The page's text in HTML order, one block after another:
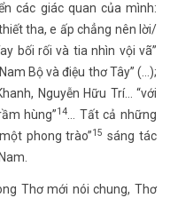
các giác quan của mình:
tha, e ấp chẳng nên lời/
bối rối và tia nhìn vội vã”
Bộ và điệu thơ Tây” (…);
Nguyễn Hữu Trí... “với
hùng”14
… Tất cả những
phong trào”15 sáng tác
Thơ mới nói chung, Thơ